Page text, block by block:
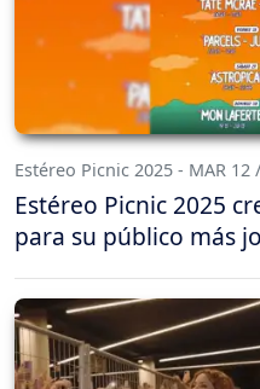
Estéreo Picnic 2025 - MAR 12
Estéreo Picnic 2025
para su público más